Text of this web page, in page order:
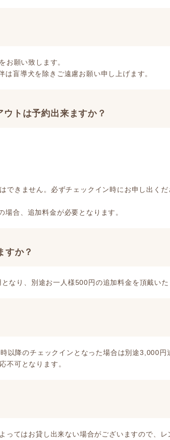
お願い致します。
盲導犬を除きご遠慮お願い申し上げます。
トは予約出来ますか？
きません。必ずチェックイン時にお申し出く
合、追加料金が必要となります。
すか？
なり、別途お一人様500円の追加料金を頂戴いた
以降のチェックインとなった場合は別途3,000円
不可となります。
ってはお貸し出来ない場合がございますので、